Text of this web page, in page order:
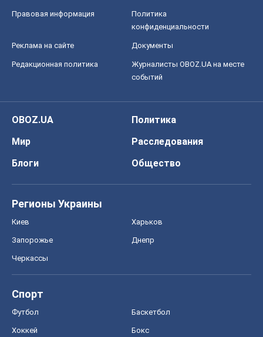
Правовая информация
Политика
конфиденциальности
Реклама на сайте Документы
Редакционная политика
Журналисты OBOZ.UA на месте
событий
OBOZ.UA
Политика
Мир
Расследования
Блоги
Общество
Регионы Украины
Киев Харьков
Запорожье Днепр
Черкассы
Спорт
Футбол Баскетбол
Хоккей Бокс